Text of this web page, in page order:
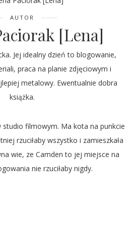
AUTOR
[Lena]
Jej idealny dzień to blogowanie,
praca na planie zdjęciowym i
metalowy. Ewentualnie dobra
książka.
studio filmowym. Ma kota na punkcie
rzuciłaby wszystko i zamieszkała
wie, ze Camden to jej miejsce na
nie rzuciłaby nigdy.